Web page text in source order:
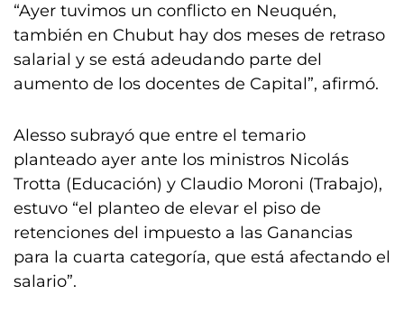
“Ayer tuvimos un conflicto en Neuquén,
también en Chubut hay dos meses de retraso
salarial y se está adeudando parte del
aumento de los docentes de Capital”, afirmó.
Alesso subrayó que entre el temario
planteado ayer ante los ministros Nicolás
Trotta (Educación) y Claudio Moroni (Trabajo),
estuvo “el planteo de elevar el piso de
retenciones del impuesto a las Ganancias
para la cuarta categoría, que está afectando el
salario”.